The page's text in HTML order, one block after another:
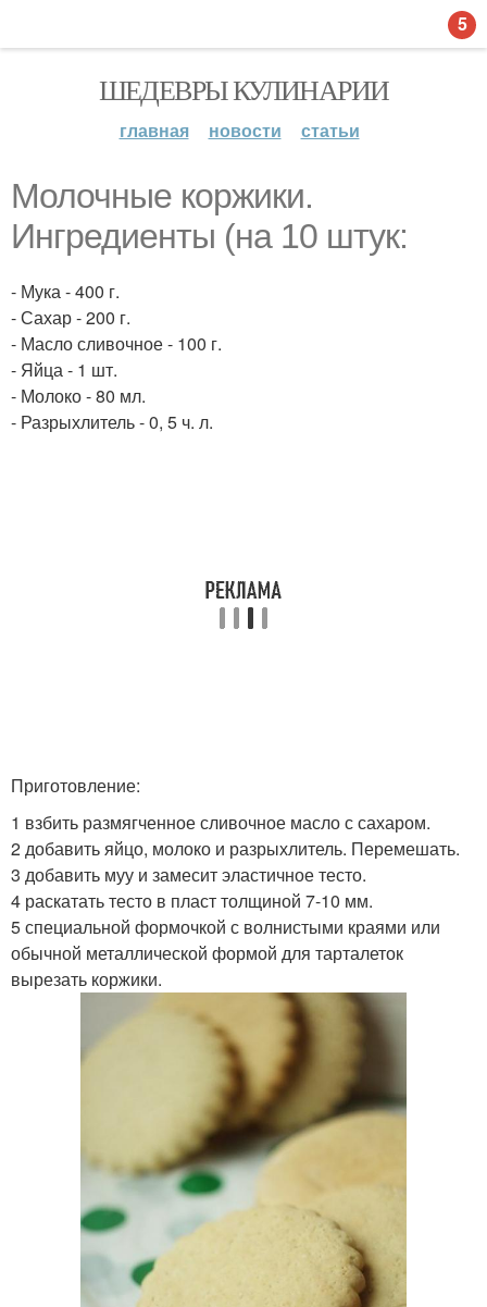
ШЕДЕВРЫ КУЛИНАРИИ
главная новости статьи
Молочные коржики.
Ингредиенты (на 10 штук:
- Мука - 400 г.
- Сахар - 200 г.
- Масло сливочное - 100 г.
- Яйца - 1 шт.
- Молоко - 80 мл.
- Разрыхлитель - 0, 5 ч. л.
Приготовление:
1 взбить размягченное сливочное масло с сахаром.
2 добавить яйцо, молоко и разрыхлитель. Перемешать.
3 добавить муу и замесит эластичное тесто.
4 раскатать тесто в пласт толщиной 7-10 мм.
5 специальной формочкой с волнистыми краями или
обычной металлической формой для тарталеток
вырезать коржики.
5